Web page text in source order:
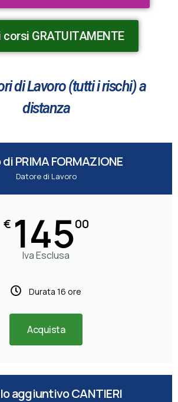
GRATUITAMENTE
di Lavoro (tutti i rischi) a
distanza
PRIMA FORMAZIONE
Datore di Lavoro
€ 14500
Iva Esclusa
Durata 16 ore
Acquista
aggiuntivo CANTIERI